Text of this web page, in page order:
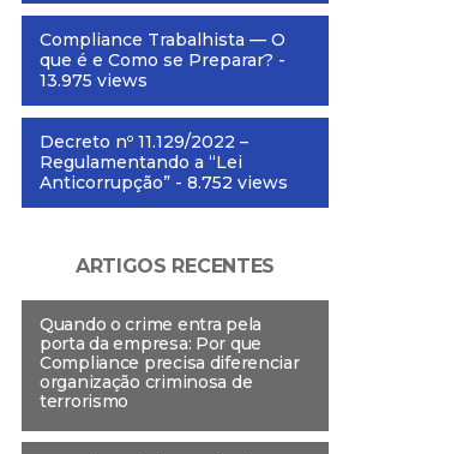
Compliance Trabalhista — O
que é e Como se Preparar? -
13.975 views
Decreto nº 11.129/2022 –
Regulamentando a “Lei
Anticorrupção” - 8.752 views
ARTIGOS RECENTES
Quando o crime entra pela
porta da empresa: Por que
Compliance precisa diferenciar
organização criminosa de
terrorismo